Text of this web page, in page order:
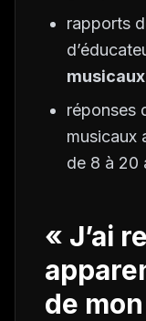
rapports
musicaux
réponses
musicaux
de 8 à 20
« J’ai
de